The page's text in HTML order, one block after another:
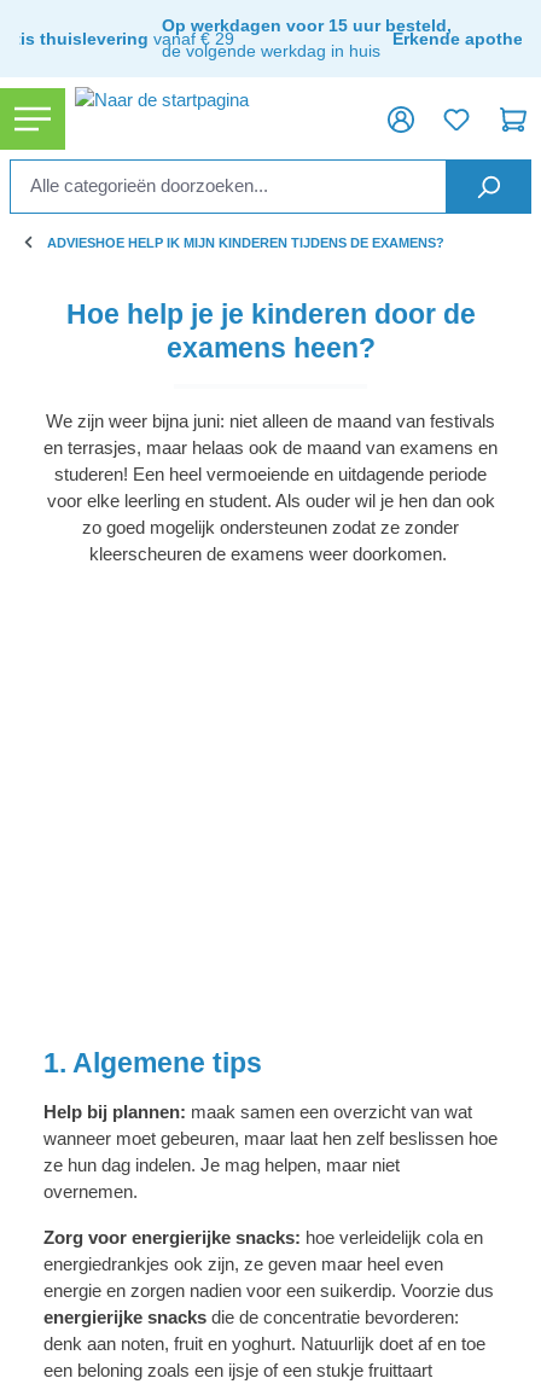
thuislevering vanaf € 29
Op werkdagen voor 15 uur besteld,
de volgende werkdag in huis
Erkende apotheek
ADVIESHOE HELP IK MIJN KINDEREN TIJDENS DE EXAMENS?
Hoe help je je kinderen door de
examens heen?
We zijn weer bijna juni: niet alleen de maand van festivals
en terrasjes, maar helaas ook de maand van examens en
studeren! Een heel vermoeiende en uitdagende periode
voor elke leerling en student. Als ouder wil je hen dan ook
zo goed mogelijk ondersteunen zodat ze zonder
kleerscheuren de examens weer doorkomen.
1. Algemene tips
Help bij plannen: maak samen een overzicht van wat
wanneer moet gebeuren, maar laat hen zelf beslissen hoe
ze hun dag indelen. Je mag helpen, maar niet
overnemen.
Zorg voor energierijke snacks: hoe verleidelijk cola en
energiedrankjes ook zijn, ze geven maar heel even
energie en zorgen nadien voor een suikerdip. Voorzie dus
energierijke snacks die de concentratie bevorderen:
denk aan noten, fruit en yoghurt. Natuurlijk doet af en toe
een beloning zoals een ijsje of een stukje fruittaart